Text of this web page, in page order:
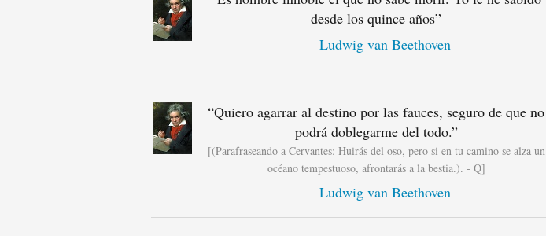
desde los quince años”
―Ludwig van Beethoven
“Quiero agarrar al destino por las fauces, seguro de que no
podrá doblegarme del todo.”
[(Parafraseando a Cervantes: Huirás del oso, pero si en tu camino se alza un
océano tempestuoso, afrontarás a la bestia.). - Q]
―Ludwig van Beethoven